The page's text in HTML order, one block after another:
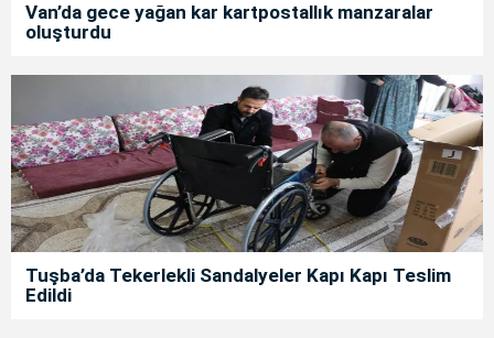
Van’da gece yağan kar kartpostallık manzaralar
oluşturdu
Tuşba’da Tekerlekli Sandalyeler Kapı Kapı Teslim
Edildi